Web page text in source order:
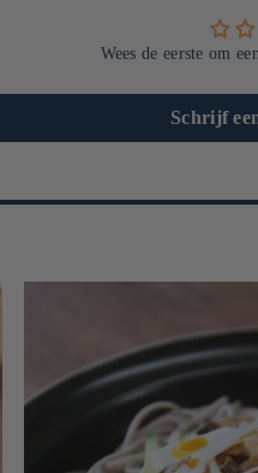
Wees de eerste om
Schrijf